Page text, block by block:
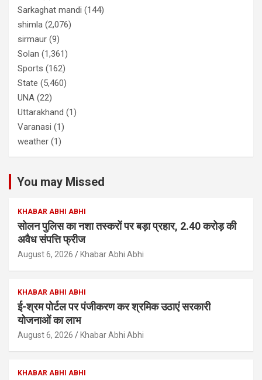
Sarkaghat mandi (144)
shimla (2,076)
sirmaur (9)
Solan (1,361)
Sports (162)
State (5,460)
UNA (22)
Uttarakhand (1)
Varanasi (1)
weather (1)
You may Missed
KHABAR ABHI ABHI
सोलन पुलिस का नशा तस्करों पर बड़ा प्रहार, 2.40 करोड़ की
अवैध संपत्ति फ्रीज
August 6, 2026 Khabar Abhi Abhi
KHABAR ABHI ABHI
ई-श्रम पोर्टल पर पंजीकरण कर श्रमिक उठाएं सरकारी
योजनाओं का लाभ
August 6, 2026 Khabar Abhi Abhi
KHABAR ABHI ABHI